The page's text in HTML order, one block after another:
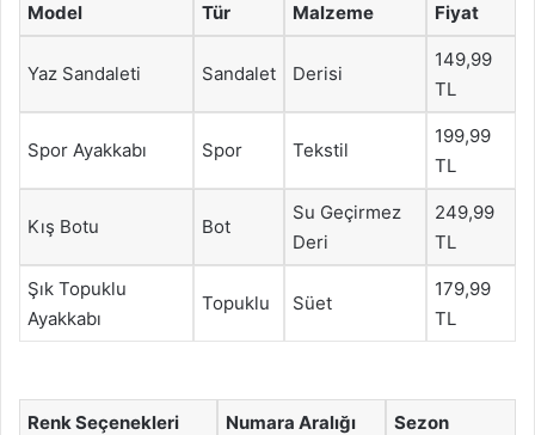
Model Tür Malzeme Fiyat
Yaz Sandaleti Sandalet Derisi
149,99
TL
Spor Ayakkabı Spor Tekstil
199,99
TL
Kış Botu Bot
Su Geçirmez
Deri
249,99
TL
Şık Topuklu
Ayakkabı
Topuklu Süet
179,99
TL
Renk Seçenekleri Numara Aralığı Sezon